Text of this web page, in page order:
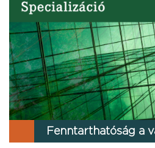
Fenntarthatóság a